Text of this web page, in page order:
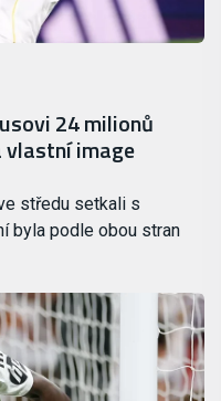
24 milionů
vlastní image
středu setkali s
byla podle obou stran